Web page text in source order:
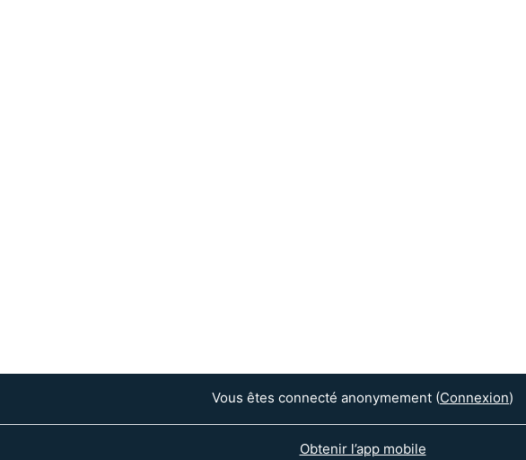
Vous êtes connecté anonymement (Connexion)
Obtenir l’app mobile